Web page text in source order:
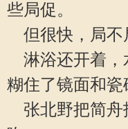
些局促。
但很快，局不
淋浴还开着，
糊住了镜面和瓷
张北野把简舟